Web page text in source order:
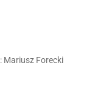
: Mariusz Forecki